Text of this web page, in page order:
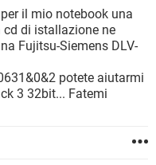
10
il mio notebook una
di istallazione ne
Fujitsu-Siemens DLV-
potete aiutarmi
3 32bit... Fatemi